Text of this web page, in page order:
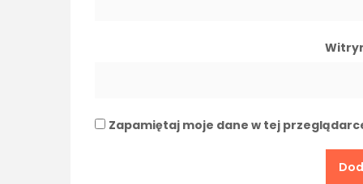
Zapamiętaj moje dane w tej